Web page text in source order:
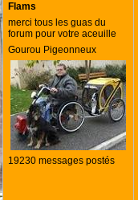
Flams
merci tous les guas du
forum pour votre aceuille
Gourou Pigeonneux
19230 messages postés